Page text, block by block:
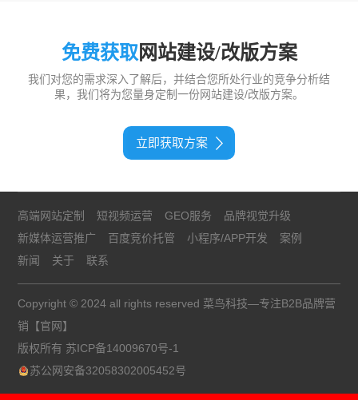
免费获取网站建设/改版方案
我们对您的需求深入了解后，并结合您所处行业的竞争分析结
果，我们将为您量身定制一份网站建设/改版方案。
立即获取方案
高端网站定制 短视频运营 GEO服务
品牌视觉升级
新媒体运营推广
百度竞价托管 小程序/APP开发
案例
新闻
关于 联系
Copyright © 2024 all rights reserved 菜鸟科技—专注B2B品牌营
销【官网】
版权所有 苏ICP备14009670号-1
苏公网安备32058302005452号